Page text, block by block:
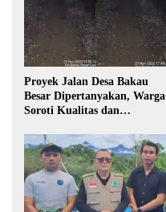
Proyek Jalan Desa Bakau
Besar Dipertanyakan, Warga
Soroti Kualitas dan
Pembangunan